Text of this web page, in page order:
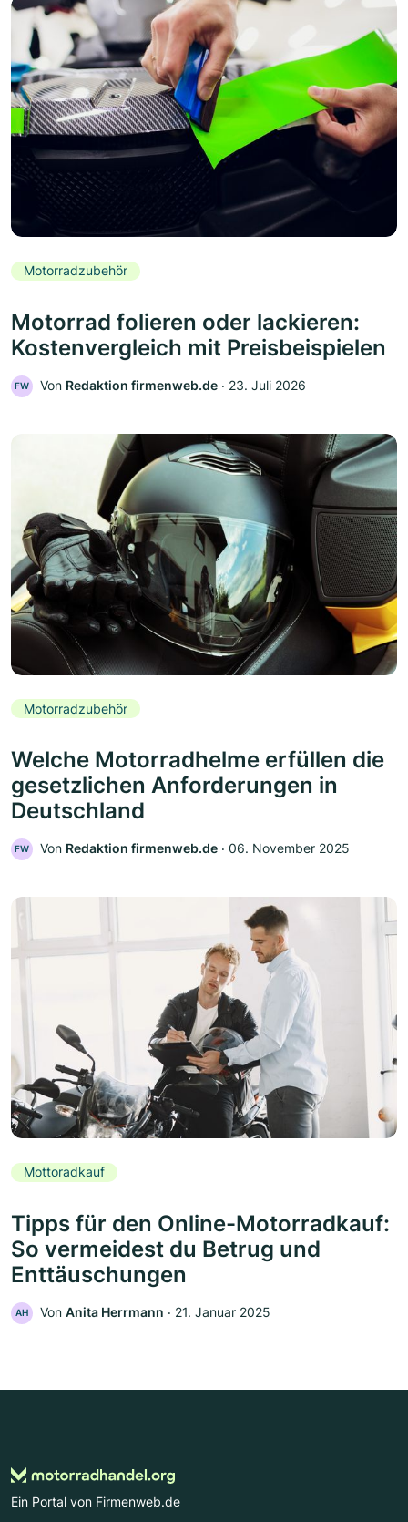
Motorradzubehör
Motorrad folieren oder lackieren:
Kostenvergleich mit Preisbeispielen
FW Von Redaktion firmenweb.de ‧ 23. Juli 2026
Motorradzubehör
Welche Motorradhelme erfüllen die
gesetzlichen Anforderungen in
Deutschland
FW Von Redaktion firmenweb.de ‧ 06. November 2025
Mottoradkauf
Tipps für den Online-Motorradkauf:
So vermeidest du Betrug und
Enttäuschungen
AH Von Anita Herrmann ‧ 21. Januar 2025
Ein Portal von Firmenweb.de